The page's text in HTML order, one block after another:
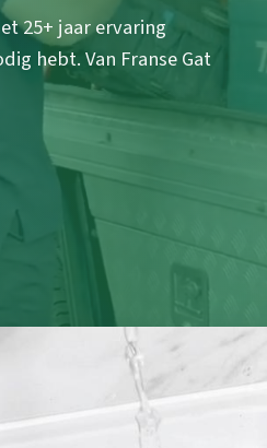
25+ jaar ervaring
hebt. Van Franse Gat